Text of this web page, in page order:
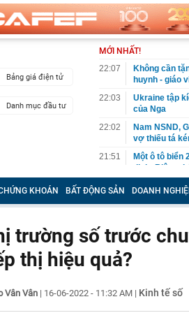
Bảng giá điện tử
Danh mục đầu tư
MỚI NHẤT!
22:07
Không cần
huynh - giáo
22:03
Ukraine tập
của Nga
22:02
Nam NSND,
vợ thiếu tá
21:51
Một ô tô biển
định: Riêng
21:37
Tổng thống
21:35
Du khách
21:20
Miền Bắc
21:16
“ngôi sao”,
KHOÁN BẤT ĐỘNG SẢN DOANH
trường số trước
thị hiệu quả?
Vân Vân | 16-06-2022 - 11:32 AM | Kinh tế số